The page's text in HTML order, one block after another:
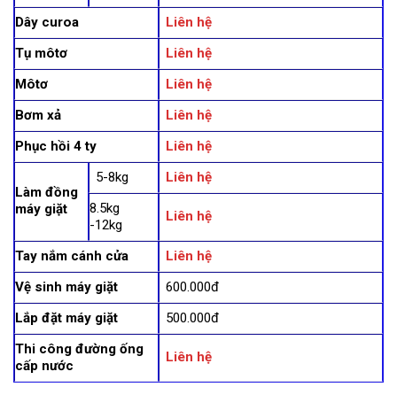
Dây curoa
Liên hệ
Tụ môtơ
Liên hệ
Môtơ
Liên hệ
Bơm xả
Liên hệ
Phục hồi 4 ty
Liên hệ
Làm đồng
máy giặt
5-8kg
Liên hệ
8.5kg
-12kg
Liên hệ
Tay nắm cánh cửa
Liên hệ
Vệ sinh máy giặt
600.000đ
Lắp đặt máy giặt
500.000đ
Thi công đường ống
cấp nước
Liên hệ